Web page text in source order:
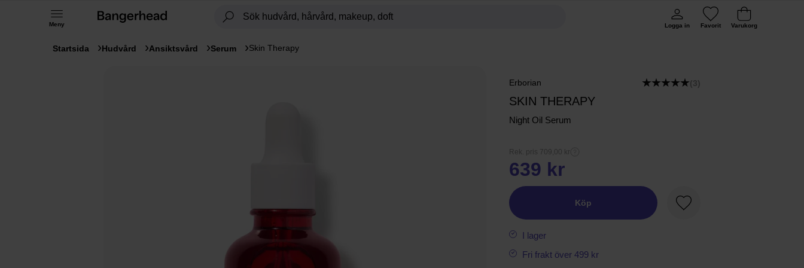
Meny Logga in Favorit Varukorg
Startsida Hudvård Ansiktsvård Serum Skin Therapy
Erborian (3)
SKIN THERAPY
Night Oil Serum
Rek. pris 709,00 kr
639 kr
Köp
Favorit
I lager
Fri frakt över 499 kr